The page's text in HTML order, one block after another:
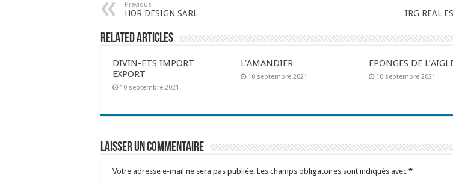
Previous
HOR DESIGN SARL IRG REAL
Related Articles
DIVIN-ETS IMPORT
EXPORT
10 septembre 2021
L’AMANDIER
10 septembre 2021
EPONGES DE
10 septembre 2021
Laisser un commentaire
Votre adresse e-mail ne sera pas publiée. Les champs obligatoires sont indiqués avec *